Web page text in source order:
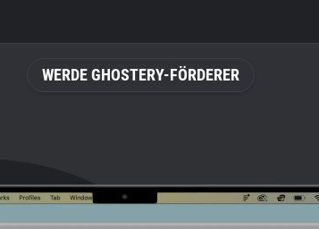
WERDE GHOSTERY-FÖRDERER